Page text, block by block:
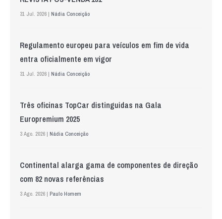
31 Jul. 2026 | Nádia Conceição
Regulamento europeu para veículos em fim de vida
entra oficialmente em vigor
31 Jul. 2026 | Nádia Conceição
Três oficinas TopCar distinguidas na Gala
Europremium 2025
3 Ago. 2026 | Nádia Conceição
Continental alarga gama de componentes de direção
com 82 novas referências
3 Ago. 2026 | Paulo Homem